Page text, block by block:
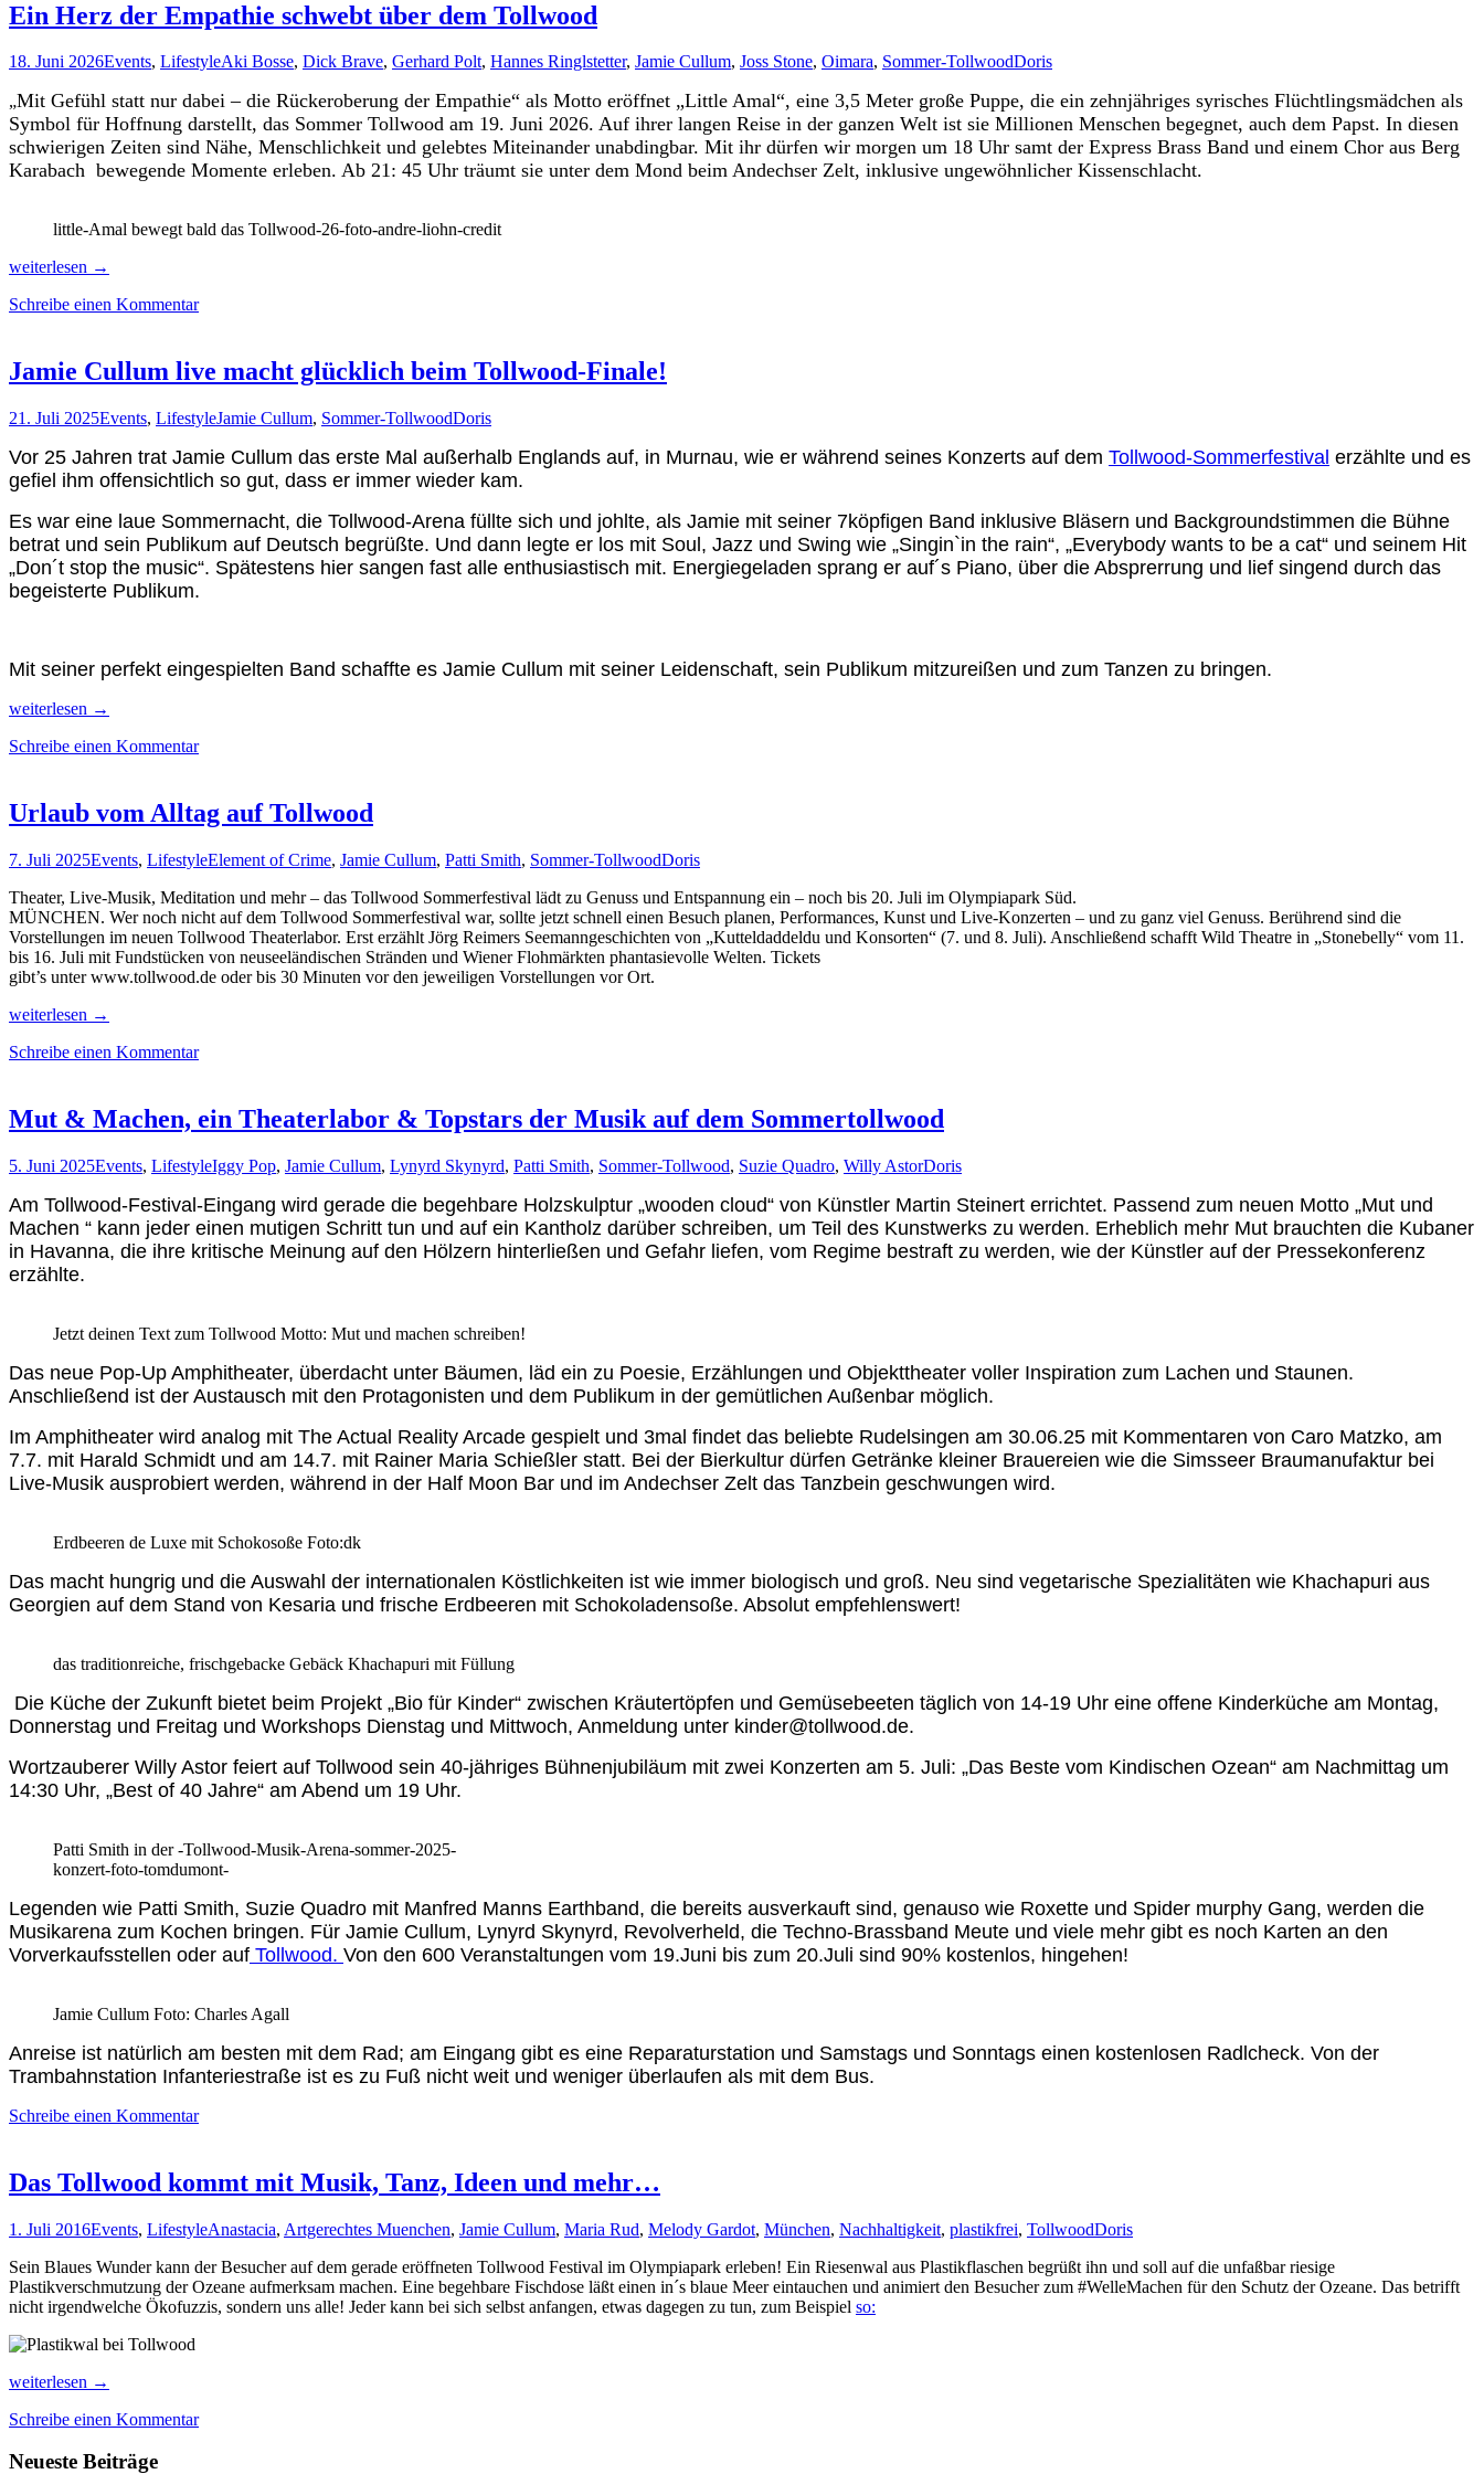
Ein Herz der Empathie schwebt über dem Tollwood
18. Juni 2026Events, LifestyleAki Bosse, Dick Brave, Gerhard Polt, Hannes Ringlstetter, Jamie Cullum, Joss Stone, Oimara, Sommer-TollwoodDoris
„Mit Gefühl statt nur dabei – die Rückeroberung der Empathie“ als Motto eröffnet „Little Amal“, eine 3,5 Meter große Puppe, die ein zehnjähriges syrisches Flüchtlingsmädchen als
Symbol für Hoffnung darstellt, das Sommer Tollwood am 19. Juni 2026. Auf ihrer langen Reise in der ganzen Welt ist sie Millionen Menschen begegnet, auch dem Papst. In diesen
schwierigen Zeiten sind Nähe, Menschlichkeit und gelebtes Miteinander unabdingbar. Mit ihr dürfen wir morgen um 18 Uhr samt der Express Brass Band und einem Chor aus Berg
Karabach bewegende Momente erleben. Ab 21: 45 Uhr träumt sie unter dem Mond beim Andechser Zelt, inklusive ungewöhnlicher Kissenschlacht.
little-Amal bewegt bald das Tollwood-26-foto-andre-liohn-credit
Ein
der
über
dem
weiterlesen →
Schreibe einen Kommentar
Jamie Cullum live macht glücklich beim Tollwood-Finale!
21. Juli 2025Events, LifestyleJamie Cullum, Sommer-TollwoodDoris
Vor 25 Jahren trat Jamie Cullum das erste Mal außerhalb Englands auf, in Murnau, wie er während seines Konzerts auf dem Tollwood-Sommerfestival erzählte und es
gefiel ihm offensichtlich so gut, dass er immer wieder kam.
Es war eine laue Sommernacht, die Tollwood-Arena füllte sich und johlte, als Jamie mit seiner 7köpfigen Band inklusive Bläsern und Backgroundstimmen die Bühne
betrat und sein Publikum auf Deutsch begrüßte. Und dann legte er los mit Soul, Jazz und Swing wie „Singin`in the rain“, „Everybody wants to be a cat“ und seinem Hit
„Don´t stop the music“. Spätestens hier sangen fast alle enthusiastisch mit. Energiegeladen sprang er auf´s Piano, über die Absprerrung und lief singend durch das
begeisterte Publikum.
Mit seiner perfekt eingespielten Band schaffte es Jamie Cullum mit seiner Leidenschaft, sein Publikum mitzureißen und zum Tanzen zu bringen.
Jamie
live
beim
Tollwood-
weiterlesen →
Schreibe einen Kommentar
Urlaub vom Alltag auf Tollwood
7. Juli 2025Events, LifestyleElement of Crime, Jamie Cullum, Patti Smith, Sommer-TollwoodDoris
Theater, Live-Musik, Meditation und mehr – das Tollwood Sommerfestival lädt zu Genuss und Entspannung ein – noch bis 20. Juli im Olympiapark Süd.
MÜNCHEN. Wer noch nicht auf dem Tollwood Sommerfestival war, sollte jetzt schnell einen Besuch planen, Performances, Kunst und Live-Konzerten – und zu ganz viel Genuss. Berührend sind die
Vorstellungen im neuen Tollwood Theaterlabor. Erst erzählt Jörg Reimers Seemanngeschichten von „Kutteldaddeldu und Konsorten“ (7. und 8. Juli). Anschließend schafft Wild Theatre in „Stonebelly“ vom 11.
bis 16. Juli mit Fundstücken von neuseeländischen Stränden und Wiener Flohmärkten phantasievolle Welten. Tickets
gibt’s unter www.tollwood.de oder bis 30 Minuten vor den jeweiligen Vorstellungen vor Ort.
Urlaub
Alltag
weiterlesen →
Schreibe einen Kommentar
Mut & Machen, ein Theaterlabor & Topstars der Musik auf dem Sommertollwood
5. Juni 2025Events, LifestyleIggy Pop, Jamie Cullum, Lynyrd Skynyrd, Patti Smith, Sommer-Tollwood, Suzie Quadro, Willy AstorDoris
Am Tollwood-Festival-Eingang wird gerade die begehbare Holzskulptur „wooden cloud“ von Künstler Martin Steinert errichtet. Passend zum neuen Motto „Mut und
Machen “ kann jeder einen mutigen Schritt tun und auf ein Kantholz darüber schreiben, um Teil des Kunstwerks zu werden. Erheblich mehr Mut brauchten die Kubaner
in Havanna, die ihre kritische Meinung auf den Hölzern hinterließen und Gefahr liefen, vom Regime bestraft zu werden, wie der Künstler auf der Pressekonferenz
erzählte.
Jetzt deinen Text zum Tollwood Motto: Mut und machen schreiben!
Das neue Pop-Up Amphitheater, überdacht unter Bäumen, läd ein zu Poesie, Erzählungen und Objekttheater voller Inspiration zum Lachen und Staunen.
Anschließend ist der Austausch mit den Protagonisten und dem Publikum in der gemütlichen Außenbar möglich.
Im Amphitheater wird analog mit The Actual Reality Arcade gespielt und 3mal findet das beliebte Rudelsingen am 30.06.25 mit Kommentaren von Caro Matzko, am
7.7. mit Harald Schmidt und am 14.7. mit Rainer Maria Schießler statt. Bei der Bierkultur dürfen Getränke kleiner Brauereien wie die Simsseer Braumanufaktur bei
Live-Musik ausprobiert werden, während in der Half Moon Bar und im Andechser Zelt das Tanzbein geschwungen wird.
Erdbeeren de Luxe mit Schokosoße Foto:dk
Das macht hungrig und die Auswahl der internationalen Köstlichkeiten ist wie immer biologisch und groß. Neu sind vegetarische Spezialitäten wie Khachapuri aus
Georgien auf dem Stand von Kesaria und frische Erdbeeren mit Schokoladensoße. Absolut empfehlenswert!
das traditionreiche, frischgebacke Gebäck Khachapuri mit Füllung
Die Küche der Zukunft bietet beim Projekt „Bio für Kinder“ zwischen Kräutertöpfen und Gemüsebeeten täglich von 14-19 Uhr eine offene Kinderküche am Montag,
Donnerstag und Freitag und Workshops Dienstag und Mittwoch, Anmeldung unter kinder@tollwood.de.
Wortzauberer Willy Astor feiert auf Tollwood sein 40-jähriges Bühnenjubiläum mit zwei Konzerten am 5. Juli: „Das Beste vom Kindischen Ozean“ am Nachmittag um
14:30 Uhr, „Best of 40 Jahre“ am Abend um 19 Uhr.
Patti Smith in der -Tollwood-Musik-Arena-sommer-2025-
konzert-foto-tomdumont-
Legenden wie Patti Smith, Suzie Quadro mit Manfred Manns Earthband, die bereits ausverkauft sind, genauso wie Roxette und Spider murphy Gang, werden die
Musikarena zum Kochen bringen. Für Jamie Cullum, Lynyrd Skynyrd, Revolverheld, die Techno-Brassband Meute und viele mehr gibt es noch Karten an den
Vorverkaufsstellen oder auf Tollwood. Von den 600 Veranstaltungen vom 19.Juni bis zum 20.Juli sind 90% kostenlos, hingehen!
Jamie Cullum Foto: Charles Agall
Anreise ist natürlich am besten mit dem Rad; am Eingang gibt es eine Reparaturstation und Samstags und Sonntags einen kostenlosen Radlcheck. Von der
Trambahnstation Infanteriestraße ist es zu Fuß nicht weit und weniger überlaufen als mit dem Bus.
Schreibe einen Kommentar
Das Tollwood kommt mit Musik, Tanz, Ideen und mehr…
1. Juli 2016Events, LifestyleAnastacia, Artgerechtes Muenchen, Jamie Cullum, Maria Rud, Melody Gardot, München, Nachhaltigkeit, plastikfrei, TollwoodDoris
Sein Blaues Wunder kann der Besucher auf dem gerade eröffneten Tollwood Festival im Olympiapark erleben! Ein Riesenwal aus Plastikflaschen begrüßt ihn und soll auf die unfaßbar riesige
Plastikverschmutzung der Ozeane aufmerksam machen. Eine begehbare Fischdose läßt einen in´s blaue Meer eintauchen und animiert den Besucher zum #WelleMachen für den Schutz der Ozeane. Das betrifft
nicht irgendwelche Ökofuzzis, sondern uns alle! Jeder kann bei sich selbst anfangen, etwas dagegen zu tun, zum Beispiel so:
Das
kommt
Musik,
weiterlesen →
Schreibe einen Kommentar
Neueste Beiträge